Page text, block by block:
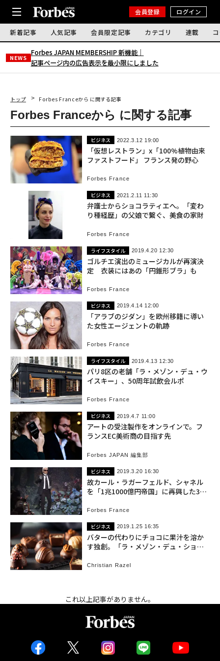
会員登録 ログイン
新着記事 人気記事 会員限定記事 カテゴリ 連載
NEWS
Forbes JAPAN MEMBERSHIP 新機能｜
記事ページ内の広告表示を最小限にしました
トップ Forbes Franceから に関する記事
Forbes Franceから に関する記事
ビジネス 2022.3.12 19:00
「仮想レストラン」x「100%植物由来
ファストフード」 フランス発の野心
Forbes France
ビジネス 2021.2.11 11:30
弁護士からショコラティエへ。「変わ
り種経歴」の父娘で繋ぐ、美食の家財
Forbes France
ライフスタイル 2019.4.20 12:30
ゴルチエ演出のミュージカルが再演決
定 衣装にはあの「円錐形ブラ」も
Forbes France
ビジネス 2019.4.14 12:00
「アラブのジダン」を欧州移籍に導い
た女性エージェントの軌跡
Forbes France
ライフスタイル 2019.4.13 12:30
パリ8区の老舗「ラ・メゾン・デュ・ウ
イスキー」、50周年試飲会ルポ
Forbes France
ビジネス 2019.4.7 11:00
アートの受注製作をオンラインで。フ
ランスEC美術商の目指す先
Forbes JAPAN 編集部
ビジネス 2019.3.20 16:30
故カール・ラガーフェルド、シャネル
を「1兆1000億円帝国」に再興した3つ
Forbes France
ビジネス 2019.1.25 16:35
バターの代わりにチョコに果汁を溶か
す独創。「ラ・メゾン・デュ・ショコ
Christian Razel
これ以上記事がありません。